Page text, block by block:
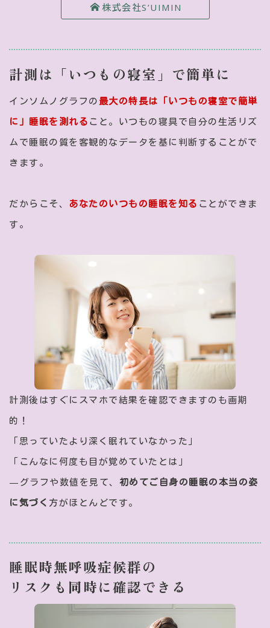
株式会社S’UIMIN
計測は 「いつもの寝室」で簡単に
インソムノグラフの 最大の特長は「いつもの寝室で簡単
に」睡眠を測れる こと。いつもの寝具で自分の生活リズ
ムで睡眠の質を客観的なデータを基に判断することがで
きます。
だからこそ、 あなたのいつもの睡眠を知る ことができま
す。
計測後はすぐにスマホで結果を確認できますのも画期
的！
「思っていたより深く眠れていなかった」
「こんなに何度も目が覚めていたとは」
—グラフや数値を見て、 初めてご自身の睡眠の本当の姿
に気づく 方がほとんどです。
睡眠時無呼吸症候群の
リスクも同時に確認できる